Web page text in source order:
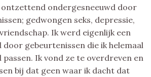
ondergesneeuwd door
gedwongen seks, depressie,
Ik werd eigenlijk een
gebeurtenissen die ik helemaal
Ik vond ze te overdreven en
bij dat geen waar ik dacht dat